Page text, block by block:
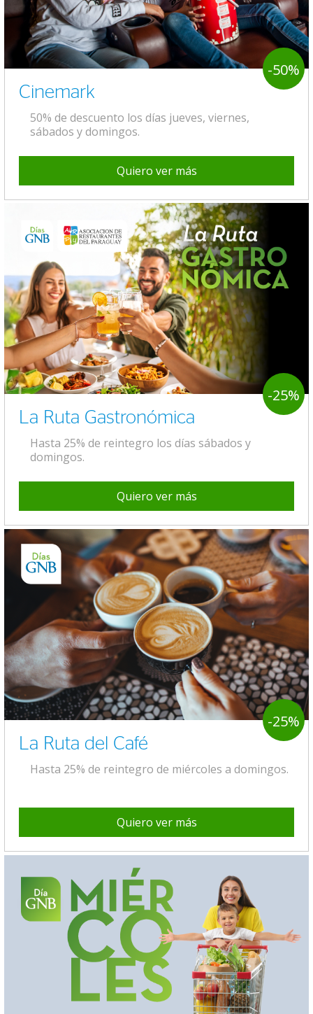
-50%
Cinemark
50% de descuento los días jueves, viernes,
sábados y domingos.
Quiero ver más
-25%
La Ruta Gastronómica
Hasta 25% de reintegro los días sábados y
domingos.
Quiero ver más
-25%
La Ruta del Café
Hasta 25% de reintegro de miércoles a domingos.
Quiero ver más